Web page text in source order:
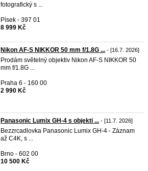
fotografický s ...
Písek - 397 01
8 999 Kč
Nikon AF-S NIKKOR 50 mm f/1.8G ... - [16.7. 2026]
Prodám světelný objektiv Nikon AF-S NIKKOR 50
mm f/1.8G ...
Praha 6 - 160 00
2 990 Kč
Panasonic Lumix GH-4 s objekti ... - [11.7. 2026]
Bezzrcadlovka Panasonic Lumix GH-4 - Záznam
až C4K, s ...
Brno - 602 00
10 500 Kč